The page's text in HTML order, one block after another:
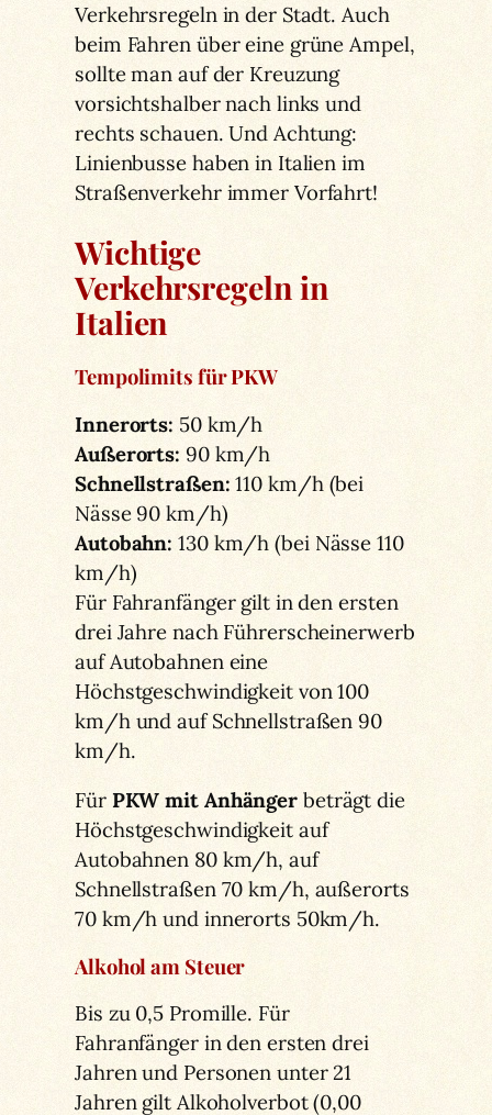
Verkehrsregeln in der Stadt. Auch
beim Fahren über eine grüne Ampel,
sollte man auf der Kreuzung
vorsichtshalber nach links und
rechts schauen. Und Achtung:
Linienbusse haben in Italien im
Straßenverkehr immer Vorfahrt!
Wichtige
Verkehrsregeln in
Italien
Tempolimits für PKW
Innerorts: 50 km/h
Außerorts: 90 km/h
Schnellstraßen: 110 km/h (bei
Nässe 90 km/h)
Autobahn: 130 km/h (bei Nässe 110
km/h)
Für Fahranfänger gilt in den ersten
drei Jahre nach Führerscheinerwerb
auf Autobahnen eine
Höchstgeschwindigkeit von 100
km/h und auf Schnellstraßen 90
km/h.
Für PKW mit Anhänger beträgt die
Höchstgeschwindigkeit auf
Autobahnen 80 km/h, auf
Schnellstraßen 70 km/h, außerorts
70 km/h und innerorts 50km/h.
Alkohol am Steuer
Bis zu 0,5 Promille. Für
Fahranfänger in den ersten drei
Jahren und Personen unter 21
Jahren gilt Alkoholverbot (0,00